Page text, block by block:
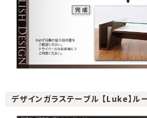
デザインガラステーブル 【Luke】ル